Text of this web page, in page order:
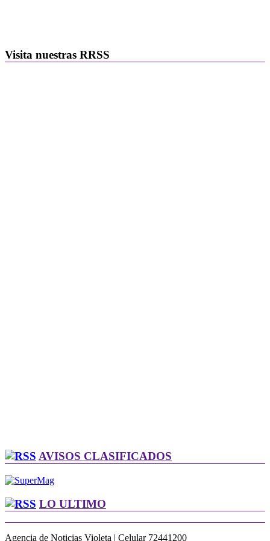
Visita nuestras RRSS
AVISOS CLASIFICADOS
LO ULTIMO
Agencia de Noticias Violeta | Celular 72441200